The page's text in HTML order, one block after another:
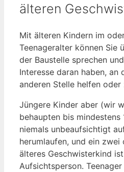
älteren
Mit älteren Kindern im
Teenageralter können Sie
der Baustelle sprechen
Interesse daran haben, an
anderen Stelle helfen oder
Jüngere Kinder aber (wir
behaupten bis mindestens
niemals unbeaufsichtigt
herumlaufen, und ein
älteres Geschwisterkind
Aufsichtsperson.